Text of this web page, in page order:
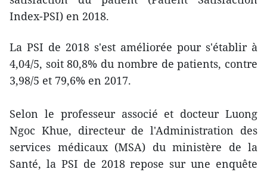
Index-PSI) en 2018.
La PSI de 2018 s'est améliorée pour s'établir à
4,04/5, soit 80,8% du nombre de patients, contre
3,98/5 et 79,6% en 2017.
Selon le professeur associé et docteur Luong
Ngoc Khue, directeur de l'Administration des
services médicaux (MSA) du ministère de la
Santé, la PSI de 2018 repose sur une enquête